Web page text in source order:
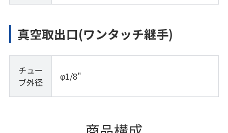
真空取出口(ワンタッチ継手)
チュー
ブ外径
φ1/8"